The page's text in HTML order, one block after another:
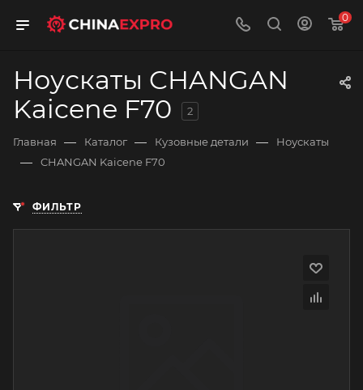
0
Ноускаты CHANGAN
Kaicene F70
2
Главная — Каталог — Кузовные детали — Ноускаты
— CHANGAN Kaicene F70
ФИЛЬТР